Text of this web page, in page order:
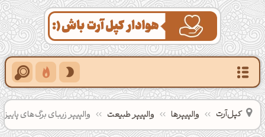
کپل‌آرت والپیپرها والپیپر طبیعت والپیپر زیبای برگ‌های